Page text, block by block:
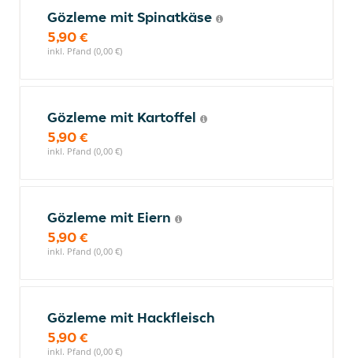
Gözleme mit Spinatkäse
5,90 €
inkl. Pfand (0,00 €)
Gözleme mit Kartoffel
5,90 €
inkl. Pfand (0,00 €)
Gözleme mit Eiern
5,90 €
inkl. Pfand (0,00 €)
Gözleme mit Hackfleisch
5,90 €
inkl. Pfand (0,00 €)